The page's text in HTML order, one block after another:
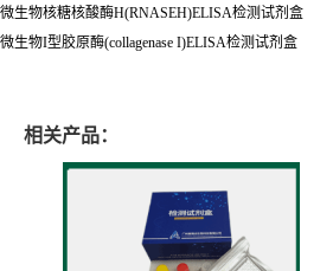
微生物核糖核酸酶H(RNASEH)ELISA检测试剂盒
微生物I型胶原酶(collagenase I)ELISA检测试剂盒
相关产品：